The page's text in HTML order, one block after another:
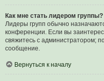
Как мне стать лидером группы?
Лидеры групп обычно
конференции. Если вы
свяжитесь с администратором;
сообщение.
Вернуться к началу